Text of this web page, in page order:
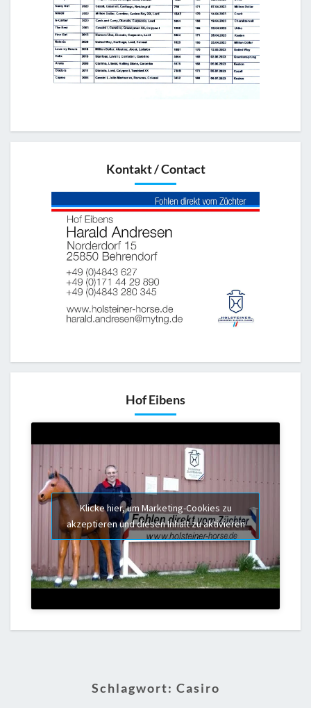
Kontakt / Contact
Hof Eibens
Klicke hier, um Marketing-Cookies zu
akzeptieren und diesen Inhalt zu aktivieren
Schlagwort: Casiro